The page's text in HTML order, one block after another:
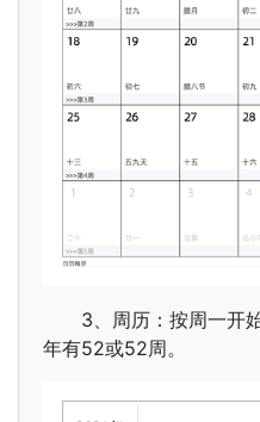
3、周历：按周一开
年有52或52周。